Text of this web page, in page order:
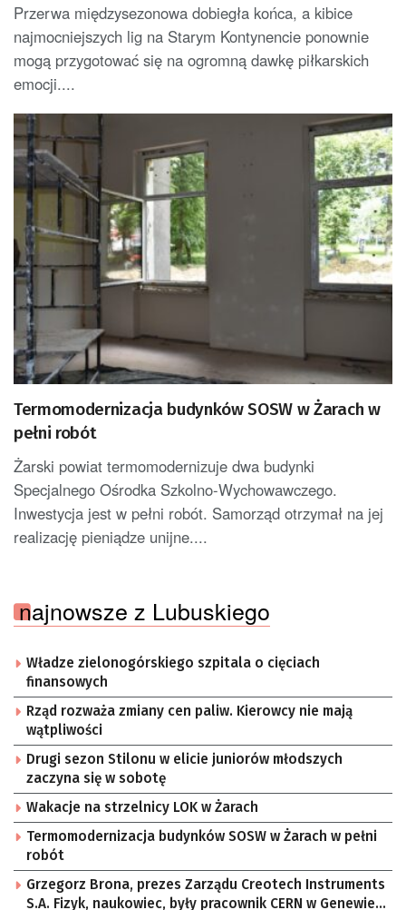
Przerwa międzysezonowa dobiegła końca, a kibice
najmocniejszych lig na Starym Kontynencie ponownie
mogą przygotować się na ogromną dawkę piłkarskich
emocji....
Termomodernizacja budynków SOSW w Żarach w
pełni robót
Żarski powiat termomodernizuje dwa budynki
Specjalnego Ośrodka Szkolno-Wychowawczego.
Inwestycja jest w pełni robót. Samorząd otrzymał na jej
realizację pieniądze unijne....
najnowsze z Lubuskiego
Władze zielonogórskiego szpitala o cięciach
finansowych
Rząd rozważa zmiany cen paliw. Kierowcy nie mają
wątpliwości
Drugi sezon Stilonu w elicie juniorów młodszych
zaczyna się w sobotę
Wakacje na strzelnicy LOK w Żarach
Termomodernizacja budynków SOSW w Żarach w pełni
robót
Grzegorz Brona, prezes Zarządu Creotech Instruments
S.A. Fizyk, naukowiec, były pracownik CERN w Genewie,